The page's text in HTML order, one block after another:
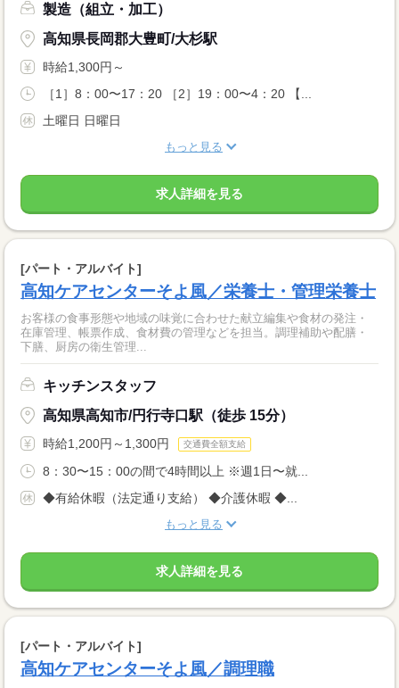
製造（組立・加工）
高知県長岡郡大豊町/大杉駅
時給1,300円～
［1］8：00〜17：20 ［2］19：00〜4：20 【...
土曜日 日曜日
もっと見る
求人詳細を見る
[パート・アルバイト]
高知ケアセンターそよ風／栄養士・管理栄養士
お客様の食事形態や地域の味覚に合わせた献立編集や食材の発注・
在庫管理、帳票作成、食材費の管理などを担当。調理補助や配膳・
下膳、厨房の衛生管理...
キッチンスタッフ
高知県高知市/円行寺口駅（徒歩 15分）
時給1,200円～1,300円 交通費全額支給
8：30〜15：00の間で4時間以上 ※週1日〜就...
◆有給休暇（法定通り支給） ◆介護休暇 ◆...
もっと見る
求人詳細を見る
[パート・アルバイト]
高知ケアセンターそよ風／調理職